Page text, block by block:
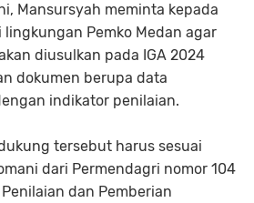
Mansursyah meminta kepada
lingkungan Pemko Medan agar
diusulkan pada IGA 2024
dokumen berupa data
indikator penilaian.
tersebut harus sesuai
dari Permendagri nomor 104
dan Pemberian